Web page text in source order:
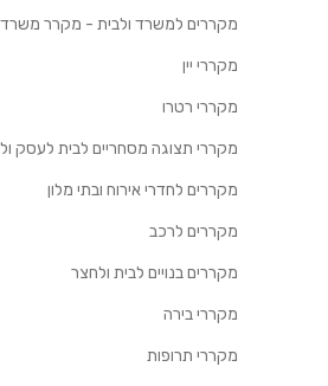
מקררים למשרד ולבית - מקרר
מקררי יין
מקררי רטרו
מקררי תצוגה מסחריים לבית לעסק
מקררים לחדרי אירוח ובתי מלון
מקררים לרכב
מקררים בנויים לבית ולחצר
מקררי בירה
מקררי תרופות